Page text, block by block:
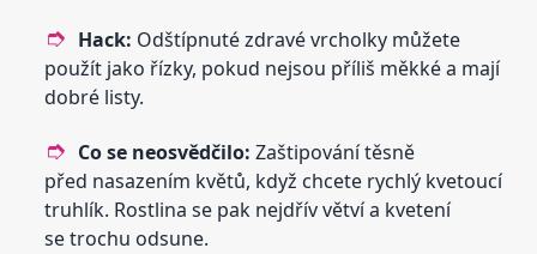
Hack: Odštípnuté zdravé vrcholky můžete
použít jako řízky, pokud nejsou příliš měkké a mají
dobré listy.
Co se neosvědčilo: Zaštipování těsně
před nasazením květů, když chcete rychlý kvetoucí
truhlík. Rostlina se pak nejdřív větví a kvetení
se trochu odsune.